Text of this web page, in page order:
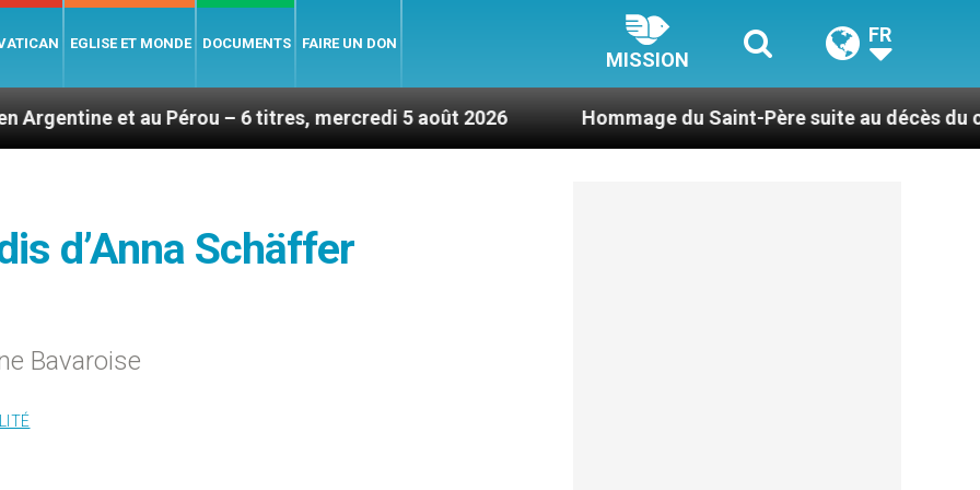
EGLISE ET MONDE DOCUMENTS FAIRE UN DON
MISSION
FR
Pérou – 6 titres, mercredi 5 août 2026 Hommage du Saint-Père suite au décès du cardinal Júlio
d’Anna Schäffer
Bavaroise